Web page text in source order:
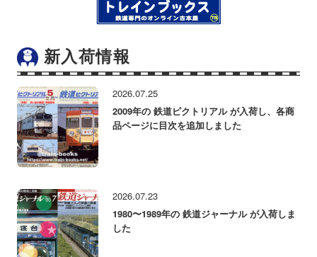
新入荷情報
2026.07.25
2009年の 鉄道ピクトリアル が入荷し、各商
品ページに目次を追加しました
2026.07.23
1980〜1989年の 鉄道ジャーナル が入荷しま
した